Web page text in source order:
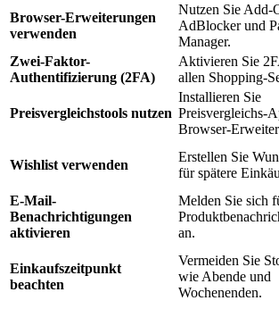
Browser-Erweiterungen
verwenden
Nutzen Sie Add-
AdBlocker und
Manager.
Zwei-Faktor-
Authentifizierung (2FA)
Aktivieren Sie
allen Shopping-
Preisvergleichstools nutzen
Installieren Sie
Preisvergleichs-
Browser-
Wishlist verwenden
Erstellen Sie
für spätere
E-Mail-
Benachrichtigungen
aktivieren
Melden Sie sich
an.
Einkaufszeitpunkt
beachten
Vermeiden Sie
wie Abende und
Wochenenden.